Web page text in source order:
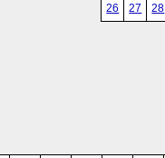
26 27 28